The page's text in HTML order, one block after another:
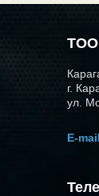
ТОО
г.
ул.
E-